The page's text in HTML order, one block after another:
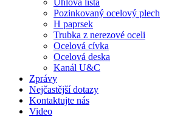
Úhlová lišta
Pozinkovaný ocelový plech
H paprsek
Trubka z nerezové oceli
Ocelová cívka
Ocelová deska
Kanál U&C
Zprávy
Nejčastější dotazy
Kontaktujte nás
Video